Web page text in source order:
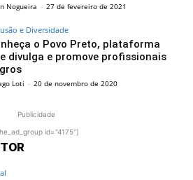
Nogueira - 27 de fevereiro de 2021
e Diversidade
o Povo Preto, plataforma
divulga e promove profissionais
Loti - 20 de novembro de 2020
Publicidade
id="4175"]